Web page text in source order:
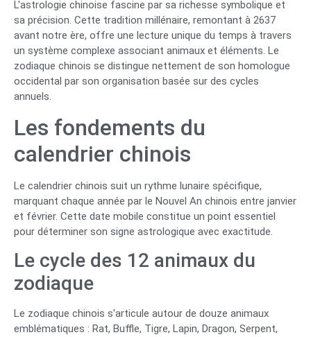
L'astrologie chinoise fascine par sa richesse symbolique et
sa précision. Cette tradition millénaire, remontant à 2637
avant notre ère, offre une lecture unique du temps à travers
un système complexe associant animaux et éléments. Le
zodiaque chinois se distingue nettement de son homologue
occidental par son organisation basée sur des cycles
annuels.
Les fondements du
calendrier chinois
Le calendrier chinois suit un rythme lunaire spécifique,
marquant chaque année par le Nouvel An chinois entre janvier
et février. Cette date mobile constitue un point essentiel
pour déterminer son signe astrologique avec exactitude.
Le cycle des 12 animaux du
zodiaque
Le zodiaque chinois s'articule autour de douze animaux
emblématiques : Rat, Buffle, Tigre, Lapin, Dragon, Serpent,